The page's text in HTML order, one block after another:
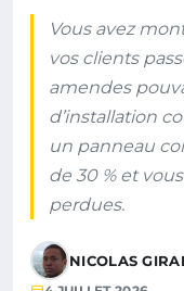
Vous avez
vos clients
amendes
d’installation
un panneau
de 30 % et
perdues.
NICOLAS